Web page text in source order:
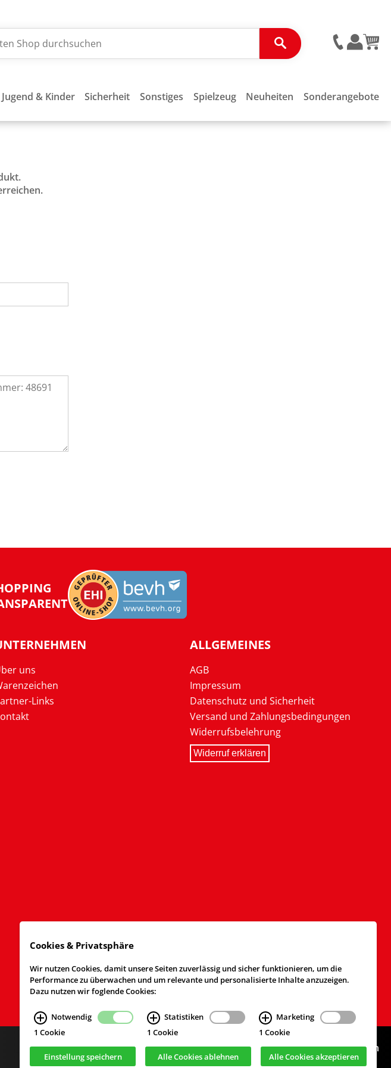
Jugend & Kinder Sicherheit Sonstiges Spielzeug Neuheiten Sonderangebote
uns
Links
ALLGEMEINES
AGB
Impressum
Datenschutz und Sicherheit
Versand und Zahlungsbedingungen
Widerrufsbelehrung
Widerruf erklären
Webdesign & Realisierungcekom GmbH, Köln
Cookies & Privatsphäre
Wir nutzen Cookies, damit unsere Seiten zuverlässig und sicher funktionieren, um die
Performance zu überwachen und um relevante und personalisierte Inhalte anzuzeigen.
Dazu nutzen wir foglende Cookies:
Notwendig
1 Cookie
Statistiken
1 Cookie
Marketing
1 Cookie
Einstellung speichern Alle Cookies ablehnen Alle Cookies akzeptieren